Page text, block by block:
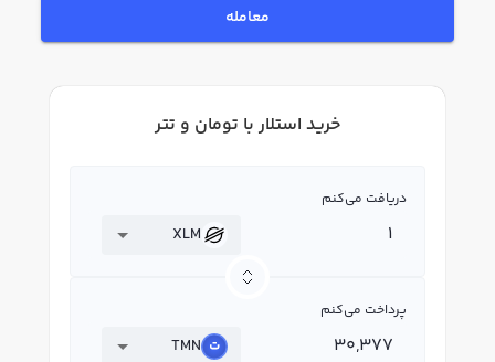
معامله
خرید استلار با تومان و تتر
دریافت می‌کنم
XLM
پرداخت می‌کنم
TMN